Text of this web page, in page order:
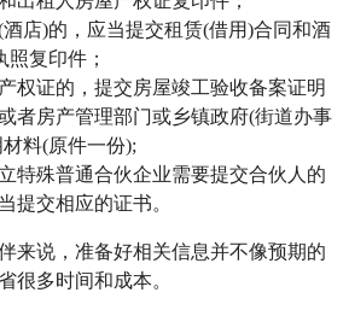
店)的，应当提交租赁(借用)合同和酒
复印件；
权证的，提交房屋竣工验收备案证明
者房产管理部门或乡镇政府(街道办事
料(原件一份);
特殊普通合伙企业需要提交合伙人的
提交相应的证书。
来说，准备好相关信息并不像预期的
很多时间和成本。